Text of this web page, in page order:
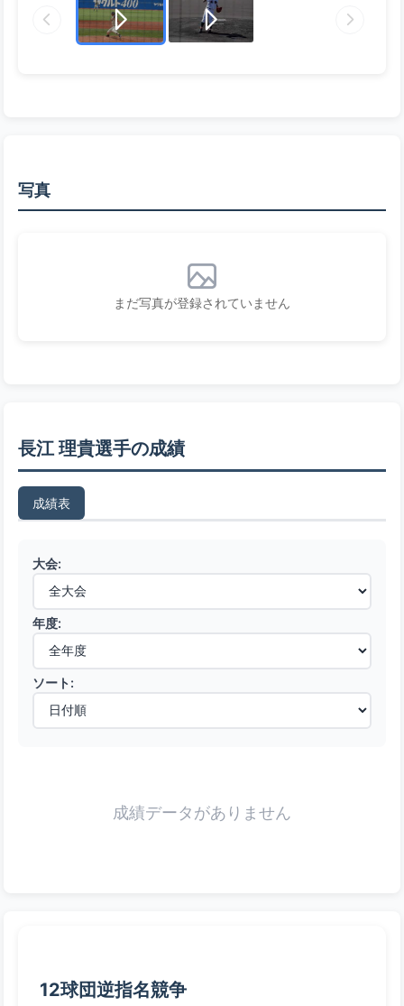
写真
まだ写真が登録されていません
長江 理貴選手の成績
成績表
大会:
年度:
ソート:
成績データがありません
12球団逆指名競争